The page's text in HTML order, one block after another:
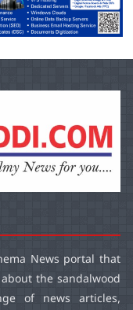
News portal that
the sandalwood
of news articles,